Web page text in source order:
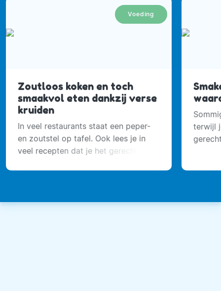
Voeding
Zoutloos koken en toch
smaakvol eten dankzij verse
kruiden
In veel restaurants staat een peper-
en zoutstel op tafel. Ook lees je in
veel recepten dat je het gerecht op
terwijl